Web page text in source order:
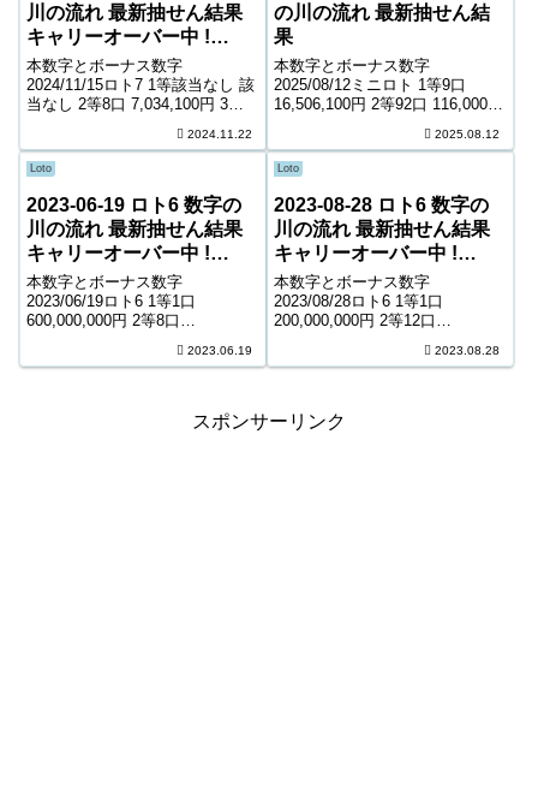
川の流れ 最新抽せん結果
キャリーオーバー中 !
341,623,880円
本数字とボーナス数字
2024/11/15ロト7 1等該当なし 該
当なし 2等8口 7,034,100円 3等
10,200円 5等69,638口 1,600円 6
等121,322口 1,100円...
2024.11.22
の川の流れ 最新抽せん結
果
本数字とボーナス数字
2025/08/12ミニロト 1等9口
16,506,100円 2等92口 116,000円
900円 ＊抽せんの結果は最終的
に発売元の発表のものと照合し
て下さい。 ...
2025.08.12
Loto
2023-06-19 ロト6 数字の
川の流れ 最新抽せん結果
キャリーオーバー中 !
495,654,725円
本数字とボーナス数字
2023/06/19ロト6 1等1口
600,000,000円 2等8口
円 4等11,367口 9,700円 5等2023.06.19
Loto
2023-08-28 ロト6 数字の
川の流れ 最新抽せん結果
キャリーオーバー中 !
21,290,207円
本数字とボーナス数字
2023/08/28ロト6 1等1口
200,000,000円 2等12口
4等13,028口 5,800円 5等191,145
2023.08.28
スポンサーリンク